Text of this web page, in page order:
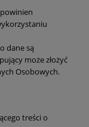
dane są
może złożyć
Osobowych.
treści o